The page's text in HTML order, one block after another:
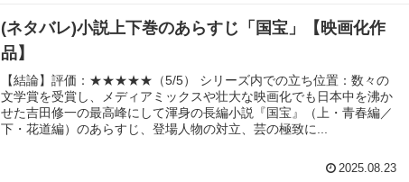
(ネタバレ)小説上下巻のあらすじ「国宝」【映画化作
品】
【結論】評価：★★★★★（5/5） シリーズ内での立ち位置：数々の
文学賞を受賞し、メディアミックスや壮大な映画化でも日本中を沸か
せた吉田修一の最高峰にして渾身の長編小説『国宝』（上・青春編／
下・花道編）のあらすじ、登場人物の対立、芸の極致に...
2025.08.23